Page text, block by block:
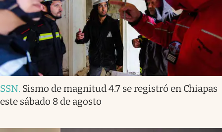
SSN. Sismo de magnitud 4.7 se registró en Chiapas
este sábado 8 de agosto